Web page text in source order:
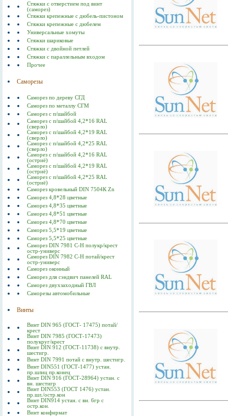
Стяжки с отверстием под винт
(саморез)
Стяжки крепежные с дюбель-пистоном
Стяжки крепежные с дюбелем
Универсальные хомуты
Стяжки шариковые
Стяжки с двойной петлей
Стяжки с параллельным входом
Прочее
Саморезы
Саморез по дереву СГД
Саморез по металлу СГМ
Саморез с п/шайбой
Саморез с п/шайбой 4,2*16 RAL
(сверло)
Саморез с п/шайбой 4,2*19 RAL
(сверло)
Саморез с п/шайбой 4,2*25 RAL
(сверло)
Саморез с п/шайбой 4,2*16 RAL
(остриё)
Саморез с п/шайбой 4,2*19 RAL
(остриё)
Саморез с п/шайбой 4,2*25 RAL
(остриё)
Саморез кровельный DIN 7504К Zn
Саморез 4,8*28 цветные
Саморез 4,8*35 цветные
Саморез 4,8*51 цветные
Саморез 4,8*70 цветные
Саморез 5,5*19 цветные
Саморез 5,5*25 цветные
Саморез DIN 7981 C-Н полукр/крест
остр-универс
Саморез DIN 7982 C-Н потай/крест
остр-универс
Саморез оконный
Саморез для сэндвич панелей RAL
Саморез двухзаходный ГВЛ
Саморезы автомобильные
Винты
Винт DIN 965 (ГОСТ- 17475) потай/
крест
Винт DIN 7985 (ГОСТ-17473)
полукруг/крест
Винт DIN 912 (ГОСТ-11738) с внутр.
шестигр.
Винт DIN 7991 потай с внутр. шестигр.
Винт DIN551 (ГОСТ-1477) устан.
пр.шлиц пр.конец
Винт DIN 916 (ГОСТ-28964) устан. с
вн. шестигр
Винт DIN553 (ГОСТ 1476) устан.
пр.шл./остр.кон
Винт DIN914 устан. с вн. 6гр с
остр.кон.
Винт конфирмат